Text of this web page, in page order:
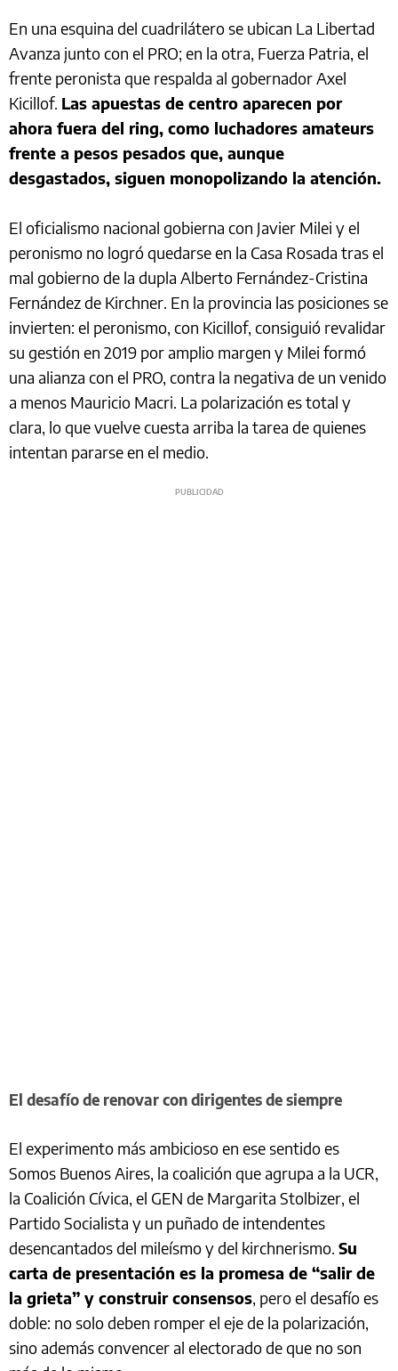
En una esquina del cuadrilátero se ubican La Libertad
Avanza junto con el PRO; en la otra, Fuerza Patria, el
frente peronista que respalda al gobernador Axel
Kicillof. Las apuestas de centro aparecen por
ahora fuera del ring, como luchadores amateurs
frente a pesos pesados que, aunque
desgastados, siguen monopolizando la atención.
El oficialismo nacional gobierna con Javier Milei y el
peronismo no logró quedarse en la Casa Rosada tras el
mal gobierno de la dupla Alberto Fernández-Cristina
Fernández de Kirchner. En la provincia las posiciones se
invierten: el peronismo, con Kicillof, consiguió revalidar
su gestión en 2019 por amplio margen y Milei formó
una alianza con el PRO, contra la negativa de un venido
a menos Mauricio Macri. La polarización es total y
clara, lo que vuelve cuesta arriba la tarea de quienes
intentan pararse en el medio.
El desafío de renovar con dirigentes de siempre
El experimento más ambicioso en ese sentido es
Somos Buenos Aires, la coalición que agrupa a la UCR,
la Coalición Cívica, el GEN de Margarita Stolbizer, el
Partido Socialista y un puñado de intendentes
desencantados del mileísmo y del kirchnerismo. Su
carta de presentación es la promesa de “salir de
la grieta” y construir consensos, pero el desafío es
doble: no solo deben romper el eje de la polarización,
sino además convencer al electorado de que no son